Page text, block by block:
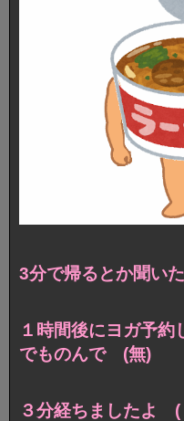
3分で帰るとか聞い
１時間後にヨガ予
でものんで (無)
３分経ちましたよ (